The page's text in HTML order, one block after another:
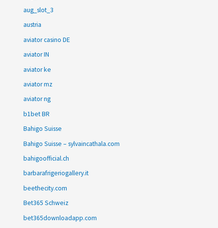
aug_slot_3
austria
aviator casino DE
aviator IN
aviator ke
aviator mz
aviator ng
b1bet BR
Bahigo Suisse
Bahigo Suisse – sylvaincathala.com
bahigoofficial.ch
barbarafrigeriogallery.it
beethecity.com
Bet365 Schweiz
bet365downloadapp.com